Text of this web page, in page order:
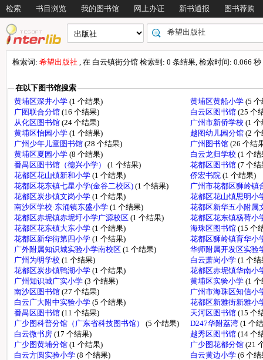
检索 书目浏览 我的图书馆 网上办证 新书通报 图书荐购
检索词: 希望出版社 , 在 白云镇街分馆 检索到: 0 条结果, 检索时间: 0.066 秒
在以下图书馆搜索
黄埔区深井小学 (1 个结果) 黄埔区黄船小学 (5
广图联合分馆 (16 个结果) 白云区图书馆 (25 个
从化区图书馆 (24 个结果) 广州市新侨学校 (1
黄埔区怡园小学 (1 个结果) 越图幼儿园分馆 (2
广州少年儿童图书馆 (28 个结果) 广州图书馆 (26 个结
黄埔区夏园小学 (8 个结果) 白云龙归学校 (1 个结
番禺区图书馆（德兴小学） (1 个结果) 花都区图书馆 (7 个结
花都区花山镇新和小学 (1 个结果) 侨宏书院 (1 个结果)
花都区花东镇七星小学(金谷二校区) (1 个结果)
广州市花都区狮岭镇
花都区炭步镇文岗小学 (1 个结果)
花都区花山镇思明小
南沙区学校·东涌镇东盛小学 (1 个结果)
花都区新华五小附属
花都区赤坭镇赤坭圩小学广源校区 (1 个结果)
花都区花东镇杨荷小
花都区花东镇大东小学 (1 个结果) 海珠区图书馆 (15 个
花都区新华街第四小学 (1 个结果)
花都区狮岭镇育华小
广外附属知识城实验小学南校区 (1 个结果)
华师附属开发区实验
广州为明学校 (1 个结果) 白云萧岗小学 (1 个结
花都区炭步镇鸭湖小学 (1 个结果)
花都区赤坭镇华南小
广州知识城广实小学 (3 个结果) 黄埔区实验小学 (1
南沙区图书馆 (27 个结果)
广州市海珠区知信小
白云广大附中实验小学 (5 个结果)
花都区新雅街新雅小
番禺区图书馆 (11 个结果) 天河区图书馆 (15 个
广少图科普分馆（广东省科技图书馆） (5 个结果) D247华附荔湾 (1 个
白云微书房 (17 个结果) 越秀区图书馆 (14 个
广少图黄埔分馆 (1 个结果) 广少图花都分馆 (21
白云方圆实验小学 (8 个结果) 白云黄边小学 (6 个结